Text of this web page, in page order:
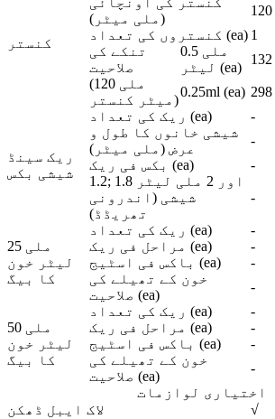
کنستر
(ملی میٹر)
120
کنستروں کی تعداد (ea) 1
تنکے کی
صلاحیت
0.5 ملی
لیٹر (ea)
132
(120 ملی
میٹر کنستر)
0.25ml (ea) 298
ریک سینڈ
شیشی بکس
ریک کی تعداد (ea) -
شیشی خانوں کا طول و
عرض (ملی میٹر)
-
بکس فی ریک (ea)
-
1.2; 1.8 اور 2 ملی لیٹر
شیشی (اندرونی
تھریڈڈ)
-
25 ملی
لیٹر خون
کا بیگ
ریک کی تعداد (ea) -
مراحل فی ریک (ea)
-
باکس فی اسٹیج (ea)
-
خون کے تھیلے کی
صلاحیت (ea)
-
50 ملی
لیٹر خون
کا بیگ
ریک کی تعداد (ea) -
مراحل فی ریک (ea)
-
باکس فی اسٹیج (ea)
-
خون کے تھیلے کی
صلاحیت (ea)
-
اختیاری لوازمات
لاک ایبل ڈھکن
√